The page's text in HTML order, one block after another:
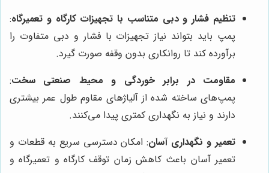
تنظیم فشار و دبی متناسب با تجهیزات کارگاه و تعمیرگاه:
پمپ باید بتواند نیاز تجهیزات با فشار و دبی متفاوت را
برآورده کند تا روانکاری بدون وقفه صورت گیرد.
مقاومت در برابر خوردگی و محیط صنعتی سخت:
پمپ‌های ساخته شده از آلیاژهای مقاوم طول عمر بیشتری
دارند و نیاز به نگهداری کمتری پیدا می‌کنند.
تعمیر و نگهداری آسان: امکان دسترسی سریع به قطعات و
تعمیر آسان باعث کاهش زمان توقف کارگاه و تعمیرگاه و